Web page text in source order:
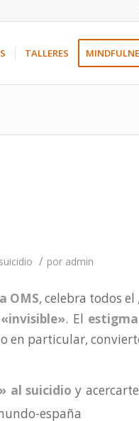
TALLERES
suicidio / por admin
OMS, celebra todos el ,
. El estigma
en particular,
al suicidio y